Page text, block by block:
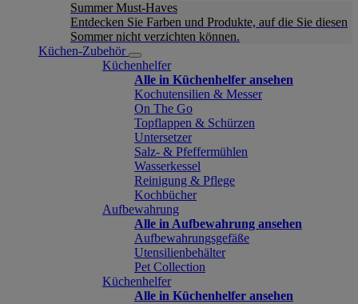
Summer Must-Haves
Entdecken Sie Farben und Produkte, auf die Sie diesen
Sommer nicht verzichten können.
Küchen-Zubehör
Küchenhelfer
Alle in Küchenhelfer ansehen
Kochutensilien & Messer
On The Go
Topflappen & Schürzen
Untersetzer
Salz- & Pfeffermühlen
Wasserkessel
Reinigung & Pflege
Kochbücher
Aufbewahrung
Alle in Aufbewahrung ansehen
Aufbewahrungsgefäße
Utensilienbehälter
Pet Collection
Küchenhelfer
Alle in Küchenhelfer ansehen